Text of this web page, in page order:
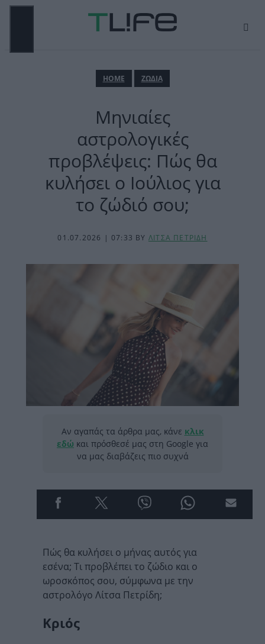
Μετάβαση
ΗΟΜΕ ΖΩΔΙΑ
Μηνιαίες
αστρολογικές
προβλέψεις: Πώς θα
κυλήσει ο Ιούλιος για
το ζώδιό σου;
01.07.2026 | 07:33 BY ΛΙΤΣΑ ΠΕΤΡΙΔΗ
Αν αγαπάς τα άρθρα μας, κάνε κλικ
εδώ και πρόσθεσέ μας στη Google για
να μας διαβάζεις πιο συχνά
Πώς θα κυλήσει ο μήνας αυτός για
εσένα; Τι προβλέπει το ζώδιο και ο
ωροσκόπος σου, σύμφωνα με την
αστρολόγο Λίτσα Πετρίδη;
Κριός